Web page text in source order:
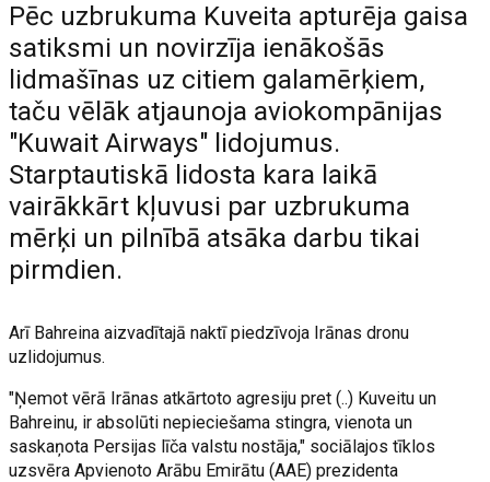
Pēc uzbrukuma Kuveita apturēja gaisa
satiksmi un novirzīja ienākošās
lidmašīnas uz citiem galamērķiem,
taču vēlāk atjaunoja aviokompānijas
"Kuwait Airways" lidojumus.
Starptautiskā lidosta kara laikā
vairākkārt kļuvusi par uzbrukuma
mērķi un pilnībā atsāka darbu tikai
pirmdien.
Arī Bahreina aizvadītajā naktī piedzīvoja Irānas dronu
uzlidojumus.
"Ņemot vērā Irānas atkārtoto agresiju pret (..) Kuveitu un
Bahreinu, ir absolūti nepieciešama stingra, vienota un
saskaņota Persijas līča valstu nostāja," sociālajos tīklos
uzsvēra Apvienoto Arābu Emirātu (AAE) prezidenta